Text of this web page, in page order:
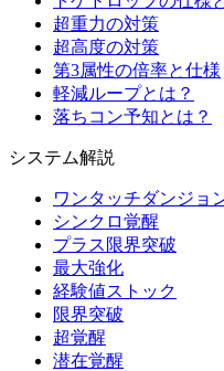
超重力の対策
超高度の対策
第3属性の倍率と仕様
軽減ループとは？
落ちコン予知とは？
システム解説
ワンタッチダンジョ
シンクロ覚醒
プラス限界突破
最大強化
経験値ストック
限界突破
超覚醒
潜在覚醒